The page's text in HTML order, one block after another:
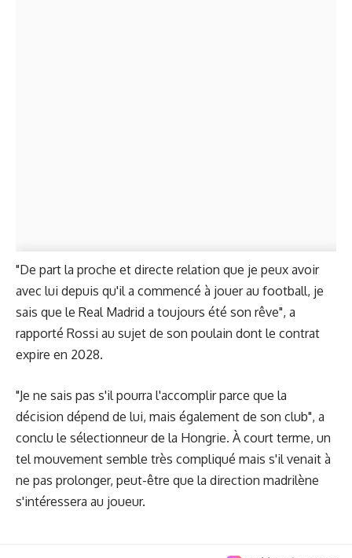
"De part la proche et directe relation que je peux avoir
avec lui depuis qu'il a commencé à jouer au football, je
sais que le Real Madrid a toujours été son rêve", a
rapporté Rossi au sujet de son poulain dont le contrat
expire en 2028.
"Je ne sais pas s'il pourra l'accomplir parce que la
décision dépend de lui, mais également de son club", a
conclu le sélectionneur de la Hongrie. À court terme, un
tel mouvement semble très compliqué mais s'il venait à
ne pas prolonger, peut-être que la direction madrilène
s'intéressera au joueur.